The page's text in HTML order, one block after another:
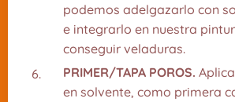
podemos adelgazarlo con
e integrarlo en nuestra
conseguir veladuras.
PRIMER/TAPA POROS.
en solvente, como primera